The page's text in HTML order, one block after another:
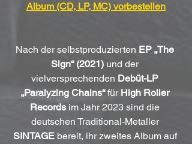
Album (CD, LP, MC) vorbestellen
Nach der selbstproduzierten EP „The
Sign“ (2021) und der
vielversprechenden Debüt-LP
„Paralyzing Chains“ für High Roller
Records im Jahr 2023 sind die
deutschen Traditional-Metaller
SINTAGE bereit, ihr zweites Album auf